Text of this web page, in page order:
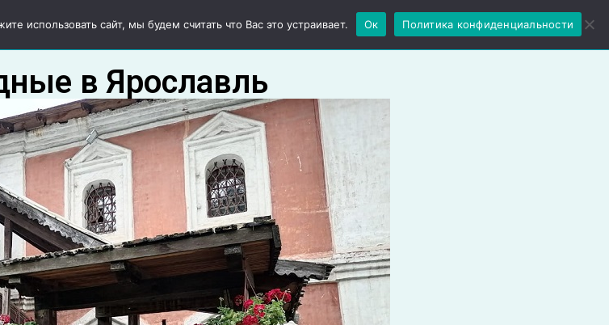
Экскурсии Ещё
в Ярославль
использовать сайт, мы будем считать что Вас это устраивает. Ок Политика конфиденциальности